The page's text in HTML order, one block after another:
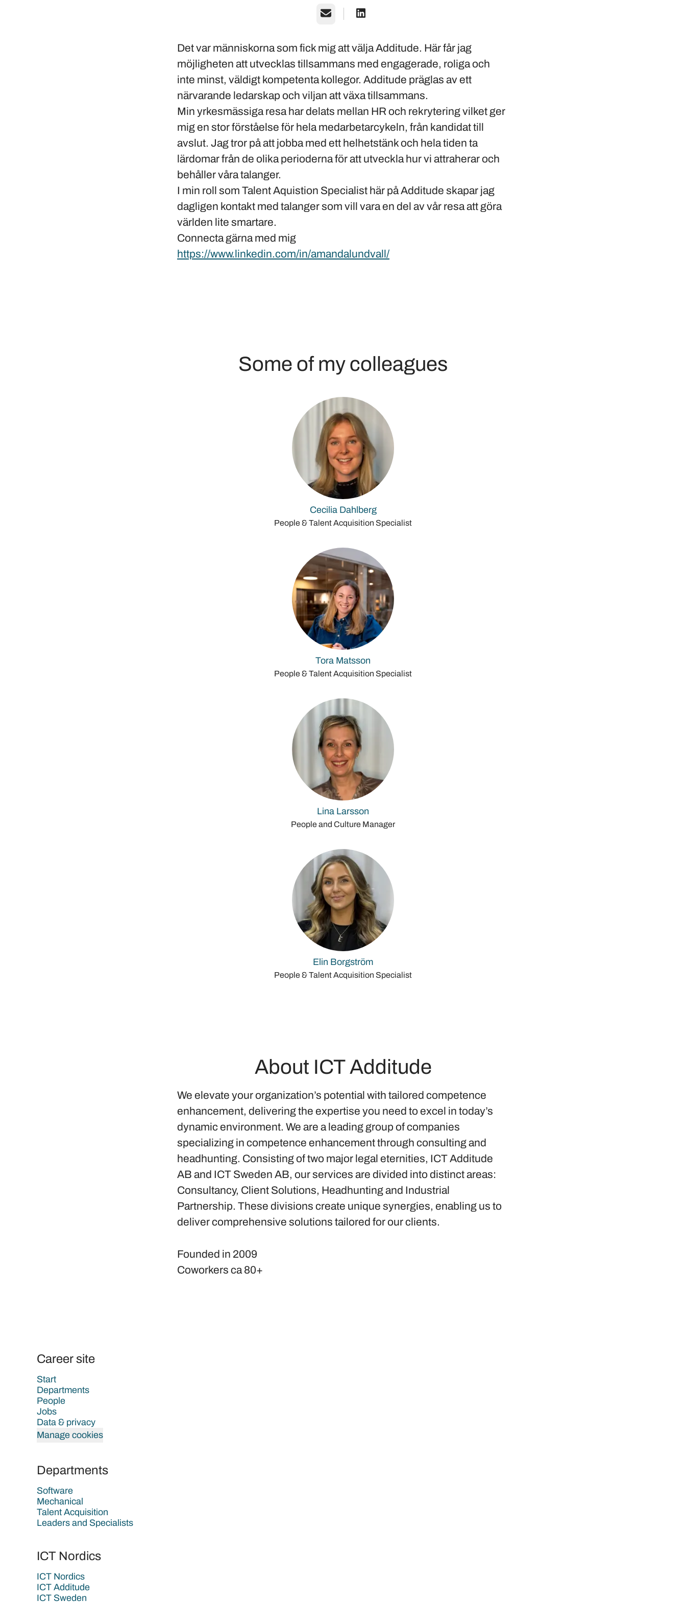
Email
Det var människorna som fick mig att välja Additude. Här får jag
möjligheten att utvecklas tillsammans med engagerade, roliga och
inte minst, väldigt kompetenta kollegor. Additude präglas av ett
närvarande ledarskap och viljan att växa tillsammans.
Min yrkesmässiga resa har delats mellan HR och rekrytering vilket ger
mig en stor förståelse för hela medarbetarcykeln, från kandidat till
avslut. Jag tror på att jobba med ett helhetstänk och hela tiden ta
lärdomar från de olika perioderna för att utveckla hur vi attraherar och
behåller våra talanger.
I min roll som Talent Aquistion Specialist här på Additude skapar jag
dagligen kontakt med talanger som vill vara en del av vår resa att göra
världen lite smartare.
Connecta gärna med mig
https://www.linkedin.com/in/amandalundvall/
Some of my colleagues
Cecilia Dahlberg
People & Talent Acquisition Specialist
Tora Matsson
People & Talent Acquisition Specialist
Lina Larsson
People and Culture Manager
Elin Borgström
People & Talent Acquisition Specialist
About ICT Additude
We elevate your organization’s potential with tailored competence
enhancement, delivering the expertise you need to excel in today’s
dynamic environment. We are a leading group of companies
specializing in competence enhancement through consulting and
headhunting. Consisting of two major legal eternities, ICT Additude
AB and ICT Sweden AB, our services are divided into distinct areas:
Consultancy, Client Solutions, Headhunting and Industrial
Partnership. These divisions create unique synergies, enabling us to
deliver comprehensive solutions tailored for our clients.
Founded in 2009
Coworkers ca 80+
Career site
Start
Departments
People
Jobs
Data & privacy
Manage cookies
Departments
Software
Mechanical
Talent Acquisition
Leaders and Specialists
ICT Nordics
ICT Nordics
ICT Additude
ICT Sweden